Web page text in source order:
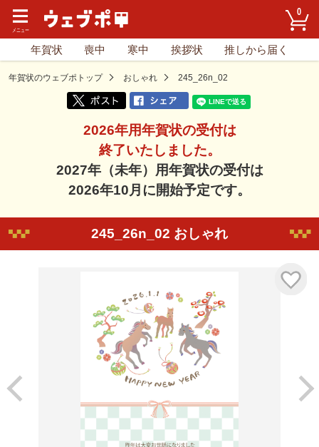
0
年賀状 喪中 寒中 挨拶状 推しから届く
年賀状のウェブポトップ おしゃれ 245_26n_02
2026年用年賀状の受付は
終了いたしました。
2027年（未年）用年賀状の受付は
2026年10月に開始予定です。
245_26n_02 おしゃれ